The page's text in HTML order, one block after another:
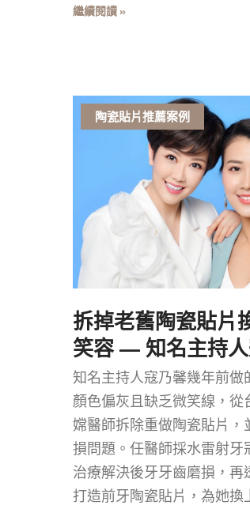
繼續閱讀 »
陶瓷貼片推薦案例
拆掉老舊陶瓷貼片
笑容 — 知名主持
知名主持人寇乃馨幾年前做
顏色偏灰且缺乏微笑線，從
嫦醫師拆除重做陶瓷貼片，
損問題。任醫師採水雷射牙
治療解決後牙牙齒磨損，再
打造前牙陶瓷貼片，為她換